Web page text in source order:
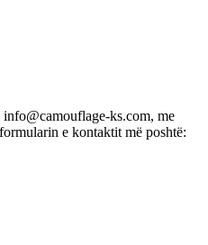
info@camouflage-ks.com, me
e kontaktit më poshtë: